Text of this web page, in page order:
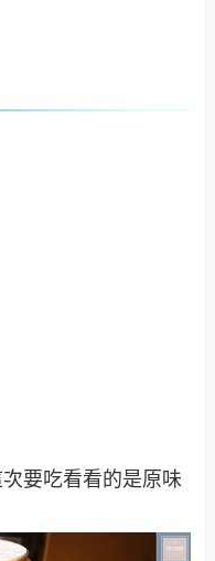
要吃看看的是原味